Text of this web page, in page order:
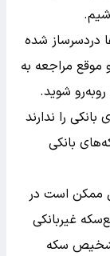
دردسرساز شده
مراجعه به
شوید.
را ندارند
سکه‌های بانکی
ممکن است در
ربع‌سکه غیربانکی
تشخیص سکه